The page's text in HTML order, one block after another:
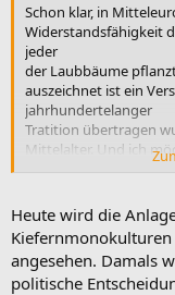
Schon klar, in
Widerstandsfähigkeit
jeder
der Laubbäume
auszeichnet ist ein
jahrhundertelanger
Tratition übertragen
Mittelalter. Und ich
Wald nicht als
Monokulturen
entschärfen, aber
Seit ca 50 Jahren bin
(ca 5 ha) beteiligt,
Grundlinie ist sehr gut
Heute wird die
Kiefernmonokulturen
angesehen. Damals
politische